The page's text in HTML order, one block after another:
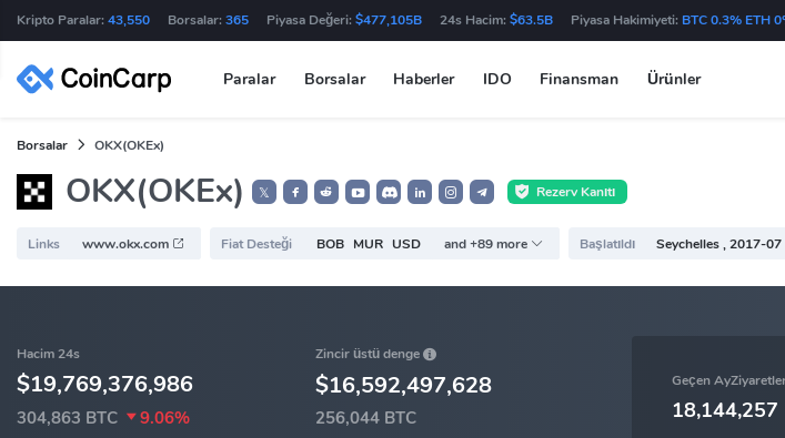
Kripto Paralar: 43,550 Borsalar: 365 Piyasa Değeri: $477,105B 24s Hacim: $63.5B Piyasa Hakimiyeti: BTC 0.3% ETH
Paralar Borsalar Haberler IDO Finansman Ürünler
Borsalar OKX(OKEx)
OKX(OKEx) 𝕏 Rezerv Kanıtı
Links www.okx.com Fiat Desteği BOB MUR USD and +89 more Başlatıldı Seychelles , 2017-07
Hacim 24s
$19,769,376,986
304,863 BTC 9.06%
Zincir üstü denge
$16,592,497,628
256,044 BTC
Geçen
18,144,257